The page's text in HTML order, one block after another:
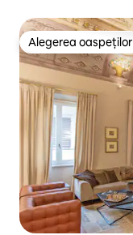
Alegerea oaspeților
Alegerea oaspeților